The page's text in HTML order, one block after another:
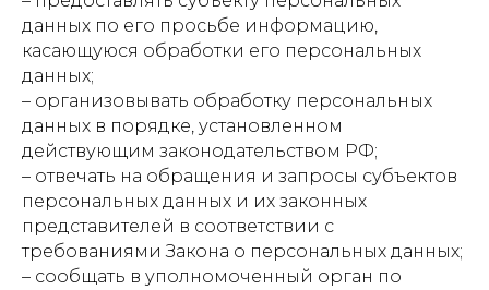
данных по его просьбе информацию,
касающуюся обработки его персональных
данных;
– организовывать обработку персональных
данных в порядке, установленном
действующим законодательством РФ;
– отвечать на обращения и запросы субъектов
персональных данных и их законных
представителей в соответствии с
требованиями Закона о персональных данных;
– сообщать в уполномоченный орган по